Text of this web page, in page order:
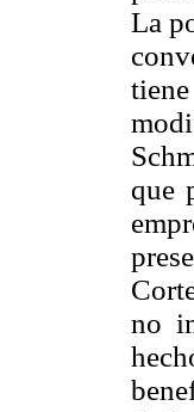
La
que
no